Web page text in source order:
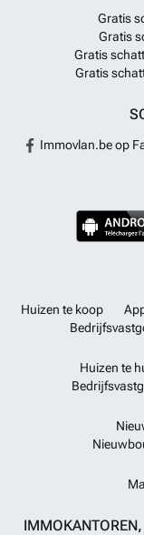
Gratis
Gratis
Gratis
Gratis
Immovlan.be op
Huizen te koop
Huizen te